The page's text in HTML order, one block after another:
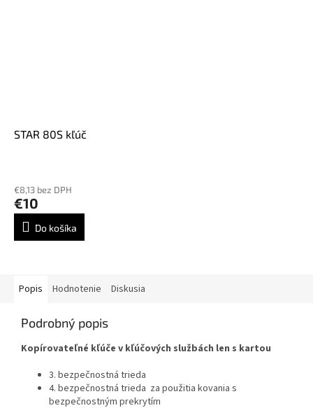
STAR 80S kľúč
€8,13 bez DPH
€10
Do košíka
Popis Hodnotenie Diskusia
Podrobný popis
Kopírovateľné kľúče v kľúčových službách len s kartou
3. bezpečnostná trieda
4. bezpečnostná trieda za použitia kovania s
bezpečnostným prekrytím